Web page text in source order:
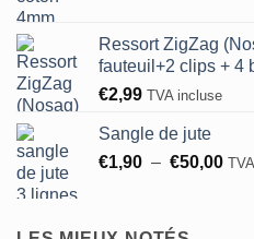
Ressort ZigZag
fauteuil+2 clips + 4
€2,99 TVA incluse
Sangle de jute
€1,90 – €50,00